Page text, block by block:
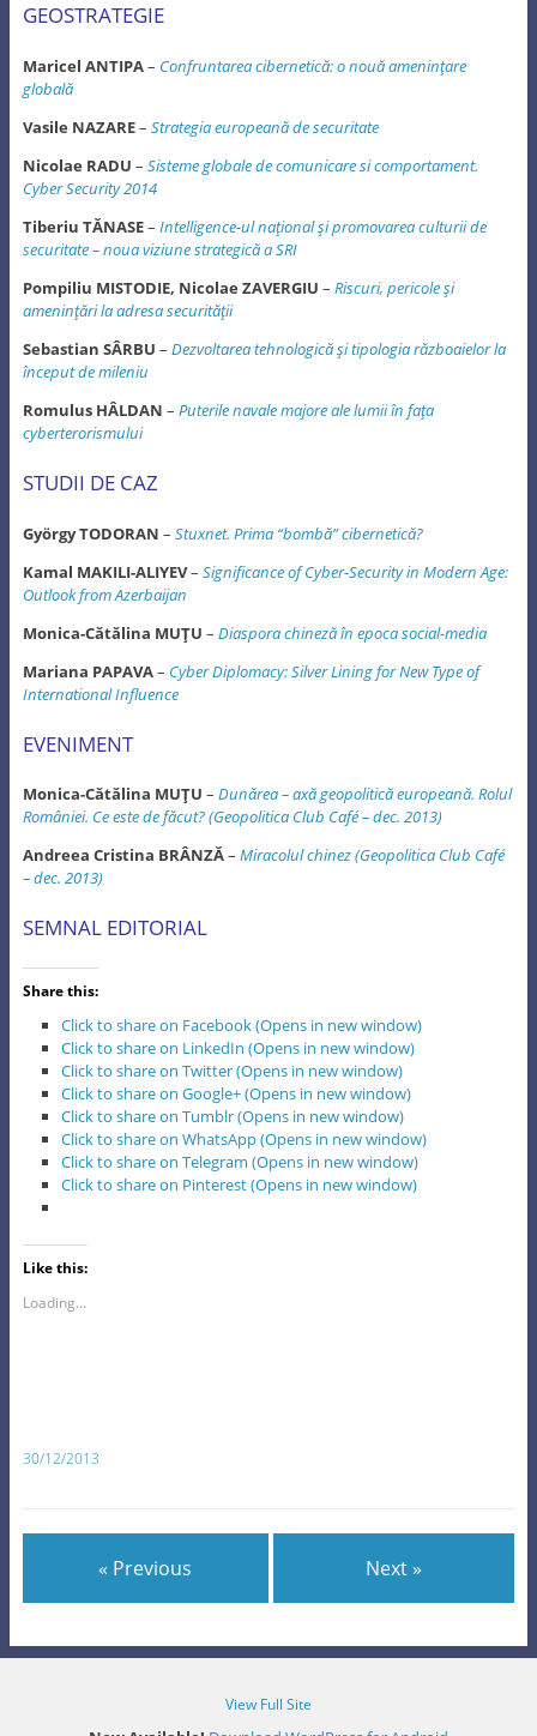
GEOSTRATEGIE
Maricel ANTIPA– Confruntarea cibernetică: o nouă ameninţare
globală
Vasile NAZARE– Strategia europeană de securitate
Nicolae RADU – Sisteme globale de comunicare si comportament.
Cyber Security 2014
Tiberiu TĂNASE– Intelligence-ul naţional şi promovarea culturii de
securitate – noua viziune strategică a SRI
Pompiliu MISTODIE, Nicolae ZAVERGIU – Riscuri, pericole şi
ameninţări la adresa securităţii
Sebastian SÂRBU – Dezvoltarea tehnologică şi tipologia războaielor la
început de mileniu
Romulus HÂLDAN – Puterile navale majore ale lumii în faţa
cyberterorismului
STUDII DE CAZ
György TODORAN – Stuxnet. Prima “bombă” cibernetică?
Kamal MAKILI-ALIYEV– Significance of Cyber-Security in Modern Age:
Outlook from Azerbaijan
Monica-Cătălina MUŢU – Diaspora chineză în epoca social-media
Mariana PAPAVA– Cyber Diplomacy: Silver Lining for New Type of
International Influence
EVENIMENT
Monica-Cătălina MUŢU – Dunărea – axă geopolitică europeană. Rolul
României. Ce este de făcut? (Geopolitica Club Café – dec. 2013)
Andreea Cristina BRÂNZĂ– Miracolul chinez (Geopolitica Club Café
– dec. 2013)
SEMNAL EDITORIAL
Share this:
Click to share on Facebook (Opens in new window)
Click to share on LinkedIn (Opens in new window)
Click to share on Twitter (Opens in new window)
Click to share on Google+ (Opens in new window)
Click to share on Tumblr (Opens in new window)
Click to share on WhatsApp (Opens in new window)
Click to share on Telegram (Opens in new window)
Click to share on Pinterest (Opens in new window)
Like this:
Loading...
30/12/2013
« Previous Next »
View Full Site